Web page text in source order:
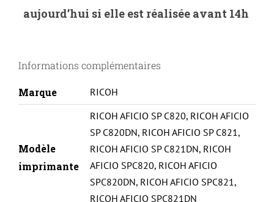
RICOH
821059-
aujourd’hui si elle est réalisée avant 14h
Informations complémentaires
Marque RICOH
Modèle
imprimante
RICOH AFICIO SP C820, RICOH AFICIO
SP C820DN, RICOH AFICIO SP C821,
RICOH AFICIO SP C821DN, RICOH
AFICIO SPC820, RICOH AFICIO
SPC820DN, RICOH AFICIO SPC821,
RICOH AFICIO SPC821DN